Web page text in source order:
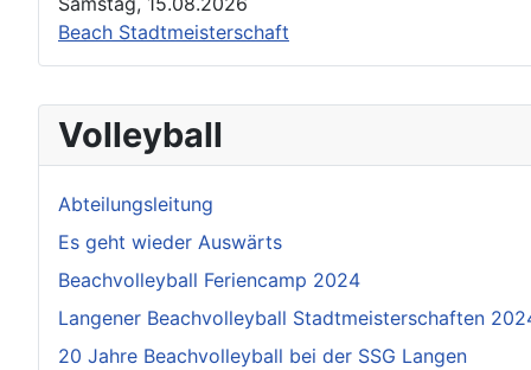
Volleyball
Abteilungsleitung
Es geht wieder Auswärts
Beachvolleyball Feriencamp 2024
Langener Beachvolleyball Stadtmeisterschaften
20 Jahre Beachvolleyball bei der SSG Langen
Beach Stadtmeisterschaft